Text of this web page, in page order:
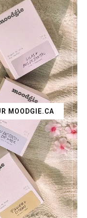
MOODGIE.CA